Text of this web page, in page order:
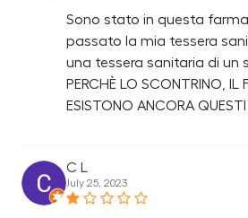
Sono stato in questa
passato la mia tessera
una tessera sanitaria di un
PERCHÈ LO SCONTRINO,
ESISTONO ANCORA
C L
July 25, 2023